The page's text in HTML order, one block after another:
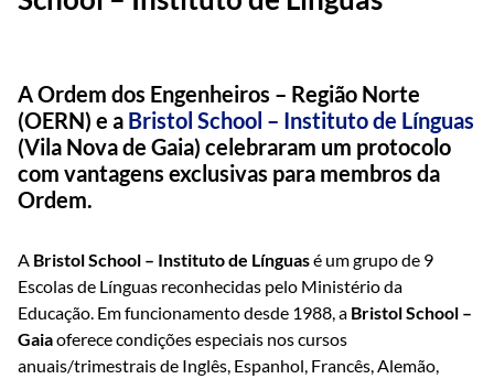
A Ordem dos Engenheiros – Região Norte
(OERN) e a Bristol School – Instituto de Línguas
(Vila Nova de Gaia) celebraram um protocolo
com vantagens exclusivas para membros da
Ordem.
A Bristol School – Instituto de Línguasé um grupo de 9
Escolas de Línguas reconhecidas pelo Ministério da
Educação. Em funcionamento desde 1988, a Bristol School –
Gaiaoferece condições especiais nos cursos
anuais/trimestrais de Inglês, Espanhol, Francês, Alemão,